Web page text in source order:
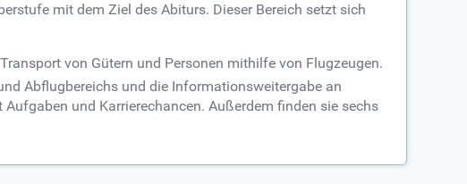
mit dem Ziel des Abiturs. Dieser Bereich setzt sich
von Gütern und Personen mithilfe von Flugzeugen.
Abflugbereichs und die Informationsweitergabe an
und Karrierechancen. Außerdem finden sie sechs